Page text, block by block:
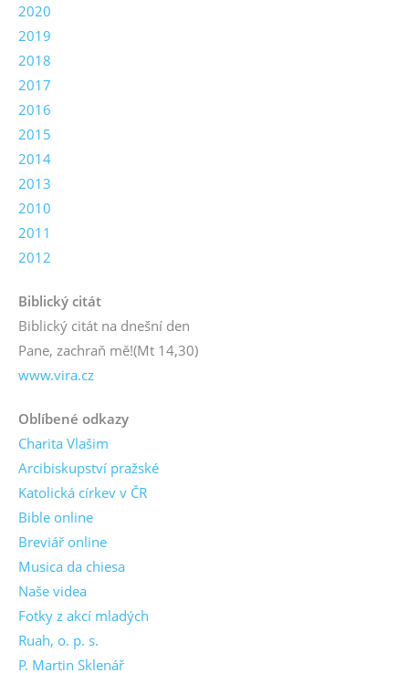
2020
2019
2018
2017
2016
2015
2014
2013
2010
2011
2012
Biblický citát
Biblický citát na dnešní den
Pane, zachraň mě!(Mt 14,30)
www.vira.cz
Oblíbené odkazy
Charita Vlašim
Arcibiskupství pražské
Katolická církev v ČR
Bible online
Breviář online
Musica da chiesa
Naše videa
Fotky z akcí mladých
Ruah, o. p. s.
P. Martin Sklenář